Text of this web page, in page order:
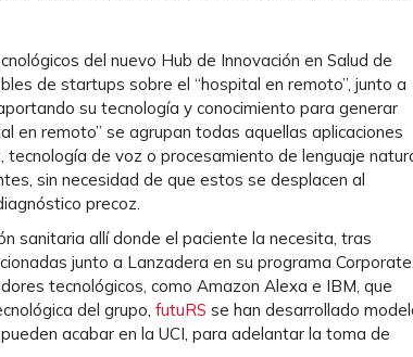
del nuevo Hub de Innovación en Salud de
de startups sobre el “hospital en remoto”, junto a
su tecnología y conocimiento para generar
en remoto” se agrupan todas aquellas aplicaciones
de voz o procesamiento de lenguaje
sin necesidad de que estos se desplacen al
precoz.
sanitaria allí donde el paciente la necesita, tras
junto a Lanzadera en su programa
tecnológicos, como Amazon Alexa e IBM, que
del grupo, futuRS se han desarrollado
acabar en la UCI, para adelantar la toma de